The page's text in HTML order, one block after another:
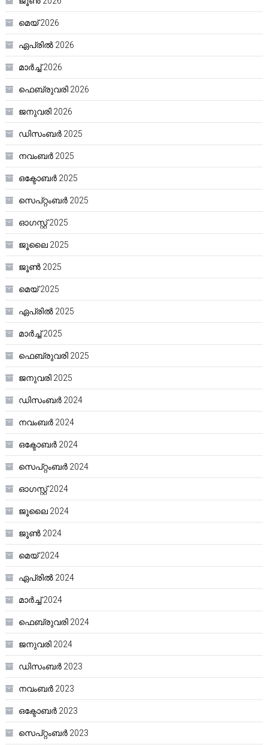
മെയ്‌ 2026
ഏപ്രിൽ 2026
മാർച്ച്‌ 2026
ഫെബ്രുവരി 2026
ജനുവരി 2026
ഡിസംബർ 2025
നവംബർ 2025
ഒക്ടോബർ 2025
സെപ്റ്റംബർ 2025
ഓഗസ്റ്റ്‌ 2025
ജൂലൈ 2025
ജൂൺ 2025
മെയ്‌ 2025
ഏപ്രിൽ 2025
മാർച്ച്‌ 2025
ഫെബ്രുവരി 2025
ജനുവരി 2025
ഡിസംബർ 2024
നവംബർ 2024
ഒക്ടോബർ 2024
സെപ്റ്റംബർ 2024
ഓഗസ്റ്റ്‌ 2024
ജൂലൈ 2024
ജൂൺ 2024
മെയ്‌ 2024
ഏപ്രിൽ 2024
മാർച്ച്‌ 2024
ഫെബ്രുവരി 2024
ജനുവരി 2024
ഡിസംബർ 2023
നവംബർ 2023
ഒക്ടോബർ 2023
സെപ്റ്റംബർ 2023